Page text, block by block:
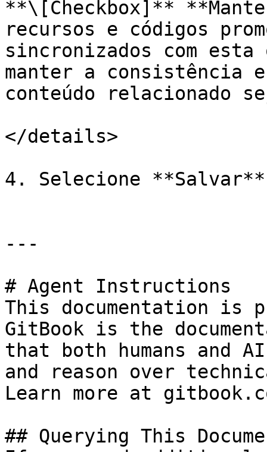
**\[Checkbox]**
recursos e códigos
sincronizados com
manter a consistência
conteúdo relacionado
</details>
4. Selecione
---
# Agent Instructions
This documentation is
GitBook is the
that both humans and
and reason over
Learn more at
## Querying This